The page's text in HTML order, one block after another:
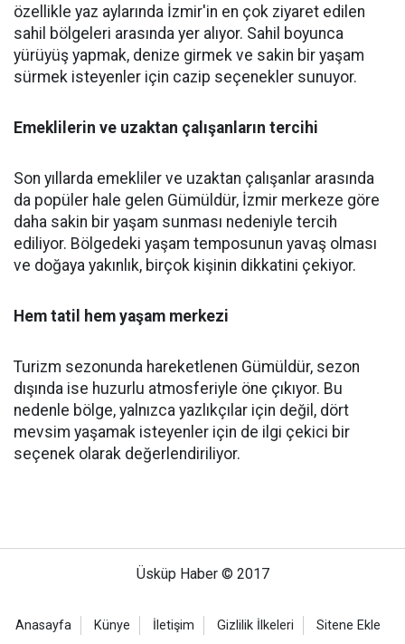
özellikle yaz aylarında İzmir'in en çok ziyaret edilen
sahil bölgeleri arasında yer alıyor. Sahil boyunca
yürüyüş yapmak, denize girmek ve sakin bir yaşam
sürmek isteyenler için cazip seçenekler sunuyor.
Emeklilerin ve uzaktan çalışanların tercihi
Son yıllarda emekliler ve uzaktan çalışanlar arasında
da popüler hale gelen Gümüldür, İzmir merkeze göre
daha sakin bir yaşam sunması nedeniyle tercih
ediliyor. Bölgedeki yaşam temposunun yavaş olması
ve doğaya yakınlık, birçok kişinin dikkatini çekiyor.
Hem tatil hem yaşam merkezi
Turizm sezonunda hareketlenen Gümüldür, sezon
dışında ise huzurlu atmosferiyle öne çıkıyor. Bu
nedenle bölge, yalnızca yazlıkçılar için değil, dört
mevsim yaşamak isteyenler için de ilgi çekici bir
seçenek olarak değerlendiriliyor.
Üsküp Haber © 2017
Anasayfa Künye İletişim Gizlilik İlkeleri Sitene Ekle